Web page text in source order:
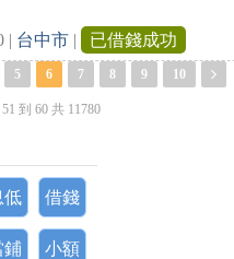
| 台中市 | 已借錢成功
5 6 7 8 9 10
到 60 共 11780
低 借錢
鋪 小額